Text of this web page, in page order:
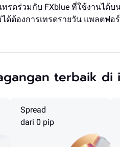
รดร่วมกับ FXblue ที่ใช้งานได้บ
ต้องการเทรดรายวัน แพลตฟอ
terbaik di
Spread
dari 0 pip